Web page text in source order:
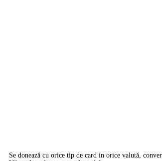
Se donează cu orice tip de card in orice valută,